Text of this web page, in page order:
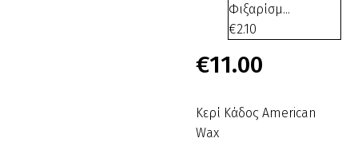
Φιξαρίσμ...
€2.10
€11.00
Κερί Κάδος American
Wax